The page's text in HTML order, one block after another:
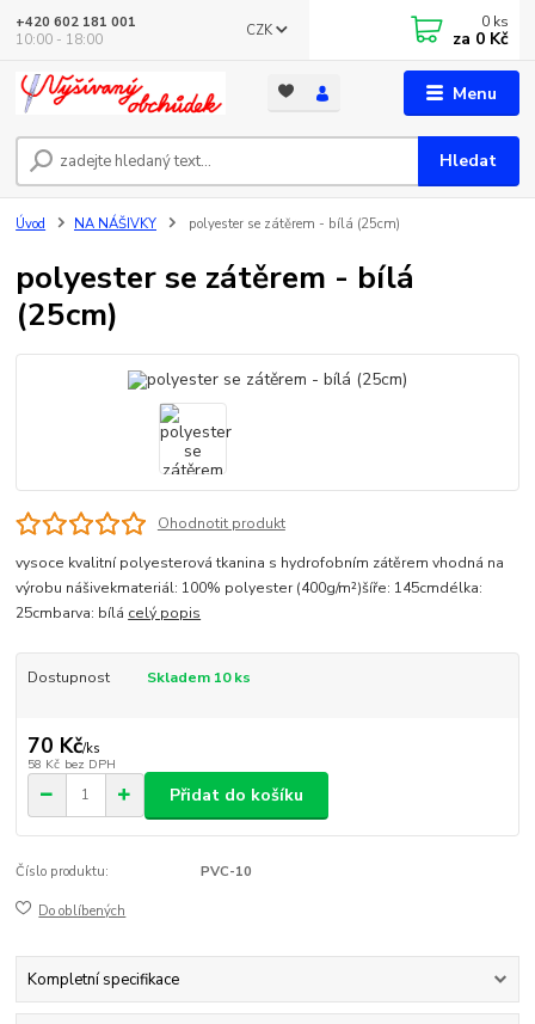
Menu
CZK
Hledat
+420 602 181 001
10:00 - 18:00
0 ks
za 0 Kč
Úvod NA NÁŠIVKY polyester se zátěrem - bílá (25cm)
polyester se zátěrem - bílá
(25cm)
Ohodnotit produkt
vysoce kvalitní polyesterová tkanina s hydrofobním zátěrem vhodná na
výrobu nášivekmateriál: 100% polyester (400g/m²)šíře: 145cmdélka:
25cmbarva: bílá celý popis
Dostupnost Skladem 10 ks
70 Kč/ks
58 Kč bez DPH
Přidat do košíku
Číslo produktu: PVC-10
Do oblíbených
Kompletní specifikace